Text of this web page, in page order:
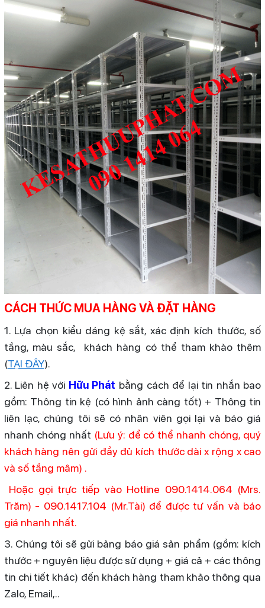
CÁCH THỨC MUA HÀNG VÀ ĐẶT HÀNG
1. Lựa chọn kiểu dáng kệ sắt, xác định kích thước, số
tầng, màu sắc, khách hàng có thể tham khào thêm
(TẠI ĐÂY).
2. Liên hệ với Hữu Phát bằng cách để lại tin nhắn bao
gồm: Thông tin kệ (có hình ảnh càng tốt) + Thông tin
liên lạc, chúng tôi sẽ có nhân viên gọi lại và báo giá
nhanh chóng nhất (Lưu ý: để có thể nhanh chóng, quý
khách hàng nên gửi đầy đủ kích thước dài x rộng x cao
và số tầng mâm) .
Hoặc gọi trực tiếp vào Hotline 090.1414.064 (Mrs.
Trăm) - 090.1417.104 (Mr.Tài) để được tư vấn và báo
giá nhanh nhất.
3. Chúng tôi sẽ gửi bảng báo giá sản phẩm (gồm: kích
thước + nguyên liệu được sử dụng + giá cả + các thông
tin chi tiết khác) đến khách hàng tham khảo thông qua
Zalo, Email,..